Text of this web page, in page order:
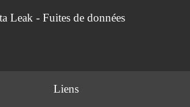
Leak - Fuites de données
Liens